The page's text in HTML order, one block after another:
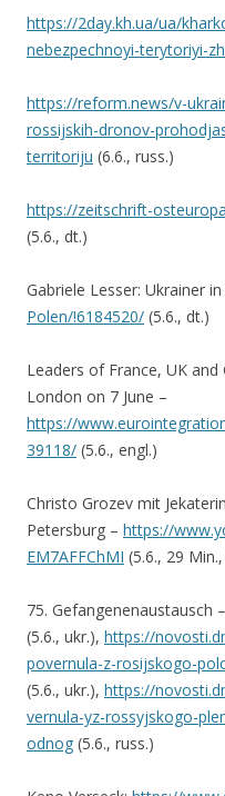
https://2day.kh.ua/ua/
nebezpechnoyi-terytoriyi-
https://reform.news/v-
rossijskih-dronov-
territoriju (6.6., russ.)
https://zeitschrift-
(5.6., dt.)
Gabriele Lesser: Ukrainer
Polen/!6184520/ (5.6., dt.)
Leaders of France, UK
London on 7 June –
https://
39118/ (5.6., engl.)
Christo Grozev mit
Petersburg – https://
EM7AFFChMI (5.6., 29
75. Gefangenenaustausch –
(5.6., ukr.), https://
povernula-z-rosijskogo-
(5.6., ukr.), https://
vernula-yz-rossyjskogo-
odnog (5.6., russ.)